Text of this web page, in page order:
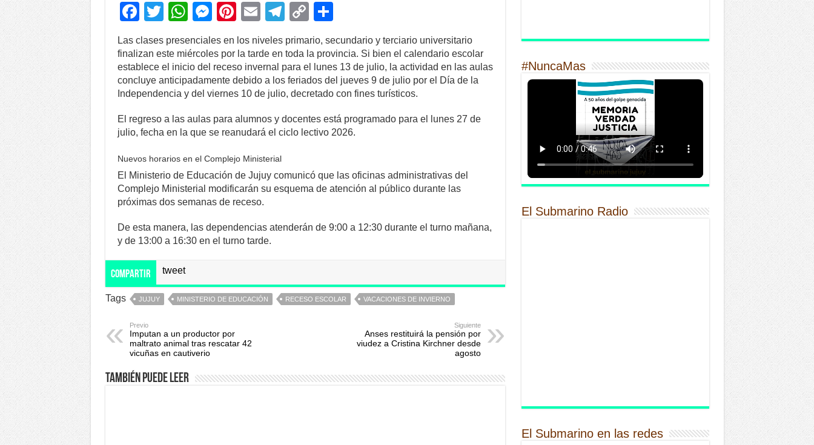
F
a
c
e
b
o
T
tt
er
W
at
s
A
p
M
ss
e
n
er
Pi
nt
er
e
st
E
m
ail
T
el
e
gr
a
C
o
p
y
Li
k
ar
e
Las clases presenciales en los niveles primario, secundario y terciario universitario
finalizan este miércoles por la tarde en toda la provincia. Si bien el calendario escolar
establece el inicio del receso invernal para el lunes 13 de julio, la actividad en las aulas
concluye anticipadamente debido a los feriados del jueves 9 de julio por el Día de la
Independencia y del viernes 10 de julio, decretado con fines turísticos.
El regreso a las aulas para alumnos y docentes está programado para el lunes 27 de
julio, fecha en la que se reanudará el ciclo lectivo 2026.
Nuevos horarios en el Complejo Ministerial
El Ministerio de Educación de Jujuy comunicó que las oficinas administrativas del
Complejo Ministerial modificarán su esquema de atención al público durante las
próximas dos semanas de receso.
De esta manera, las dependencias atenderán de 9:00 a 12:30 durante el turno mañana,
y de 13:00 a 16:30 en el turno tarde.
Compartir tweet
Tags JUJUY MINISTERIO DE EDUCACIÓN RECESO ESCOLAR VACACIONES DE INVIERNO
Previo
Imputan a un productor por
maltrato animal tras rescatar 42
vicuñas en cautiverio
Siguiente
Anses restituirá la pensión por
viudez a Cristina Kirchner desde
agosto
También puede leer
#NuncaMas
El Submarino Radio
El Submarino en las redes